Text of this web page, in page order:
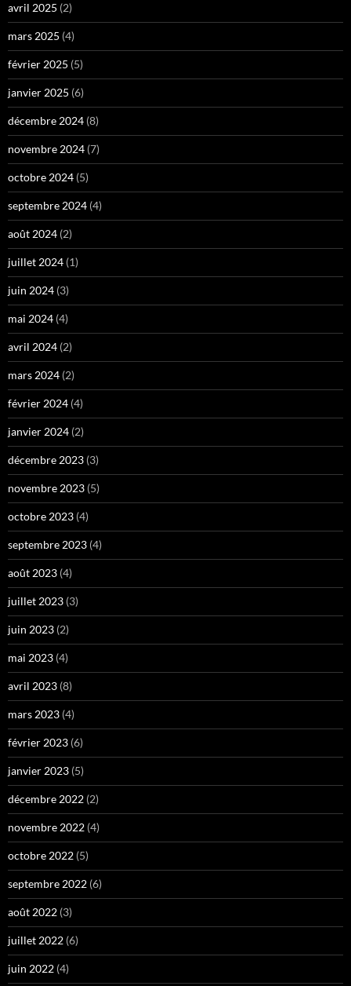
avril 2025 (2)
mars 2025 (4)
février 2025 (5)
janvier 2025 (6)
décembre 2024 (8)
novembre 2024 (7)
octobre 2024 (5)
septembre 2024 (4)
août 2024 (2)
juillet 2024 (1)
juin 2024 (3)
mai 2024 (4)
avril 2024 (2)
mars 2024 (2)
février 2024 (4)
janvier 2024 (2)
décembre 2023 (3)
novembre 2023 (5)
octobre 2023 (4)
septembre 2023 (4)
août 2023 (4)
juillet 2023 (3)
juin 2023 (2)
mai 2023 (4)
avril 2023 (8)
mars 2023 (4)
février 2023 (6)
janvier 2023 (5)
décembre 2022 (2)
novembre 2022 (4)
octobre 2022 (5)
septembre 2022 (6)
août 2022 (3)
juillet 2022 (6)
juin 2022 (4)